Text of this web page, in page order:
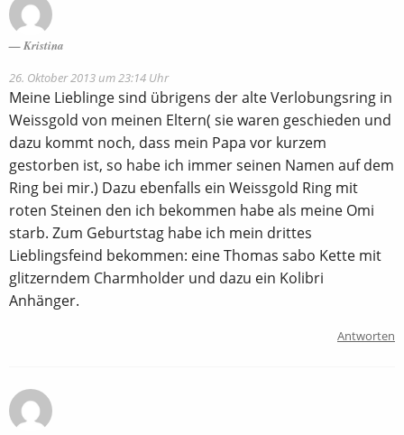
Kristina
26. Oktober 2013 um 23:14 Uhr
Meine Lieblinge sind übrigens der alte Verlobungsring in
Weissgold von meinen Eltern( sie waren geschieden und
dazu kommt noch, dass mein Papa vor kurzem
gestorben ist, so habe ich immer seinen Namen auf dem
Ring bei mir.) Dazu ebenfalls ein Weissgold Ring mit
roten Steinen den ich bekommen habe als meine Omi
starb. Zum Geburtstag habe ich mein drittes
Lieblingsfeind bekommen: eine Thomas sabo Kette mit
glitzerndem Charmholder und dazu ein Kolibri
Anhänger.
Antworten